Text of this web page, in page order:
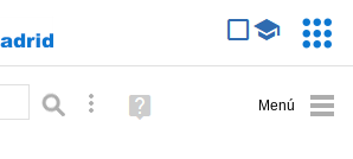
Búsqueda avanzada
Ayuda
(en